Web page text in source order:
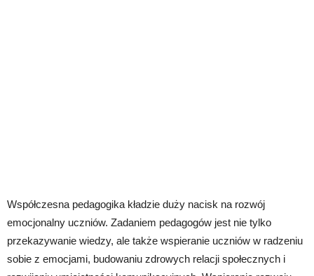
Współczesna pedagogika kładzie duży nacisk na rozwój
emocjonalny uczniów. Zadaniem pedagogów jest nie tylko
przekazywanie wiedzy, ale także wspieranie uczniów w radzeniu
sobie z emocjami, budowaniu zdrowych relacji społecznych i